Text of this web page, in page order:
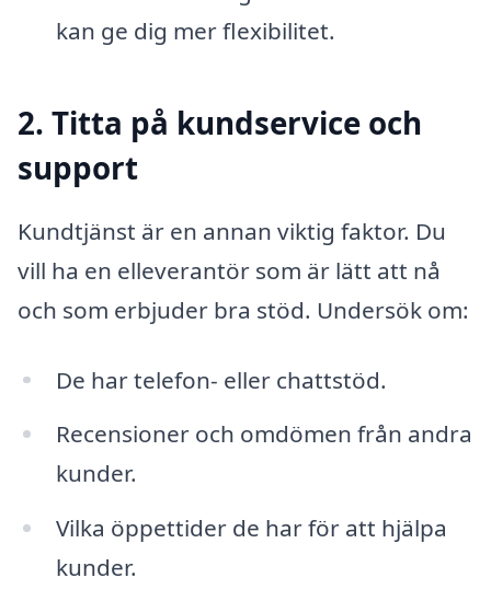
kan ge dig mer flexibilitet.
2. Titta på kundservice och
support
Kundtjänst är en annan viktig faktor. Du
vill ha en elleverantör som är lätt att nå
och som erbjuder bra stöd. Undersök om:
De har telefon- eller chattstöd.
Recensioner och omdömen från andra
kunder.
Vilka öppettider de har för att hjälpa
kunder.